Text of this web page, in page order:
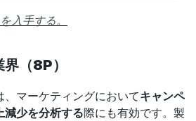
入手する。
（8P）
マーケティングにおいてキャンペ
減少を分析する際にも有効です。製